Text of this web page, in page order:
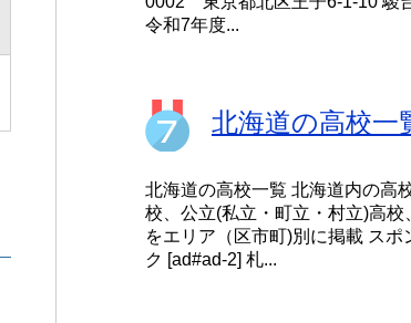
令和7年度...
北海道の高校一
北海道の高校一覧 北海道内の高
校、公立(私立・町立・村立)高校
をエリア（区市町)別に掲載 スポ
ク [ad#ad-2] 札...